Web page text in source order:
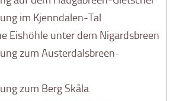
im Kjenndalen-Tal
Eishöhle unter dem Nigardsbreen
zum Austerdalsbreen-
zum Berg Skåla